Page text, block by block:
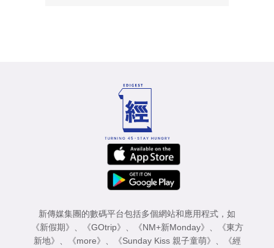
新傳媒集團的數碼平台包括多個網站和應用程式，如
《新假期》
《GOtrip》 《NM+新Monday》
《東方
新地》
《more》 《Sunday Kiss 親子童萌》
《經